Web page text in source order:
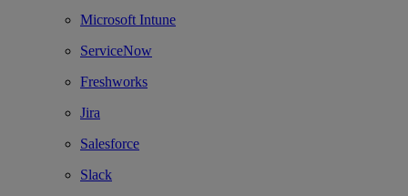
Microsoft Intune
ServiceNow
Freshworks
Jira
Salesforce
Slack